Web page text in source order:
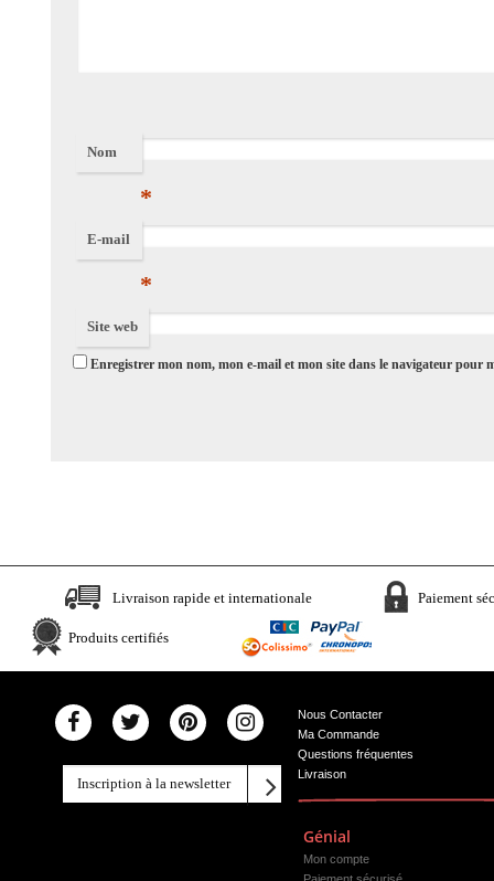
Nom
*
E-mail
*
Site web
Enregistrer mon nom, mon e-mail et mon site dans le navigateur pour
Livraison rapide et internationale Paiement
Produits certifiés
Nous Contacter
Ma Commande
Questions fréquentes
Livraison
Génial
Mon compte